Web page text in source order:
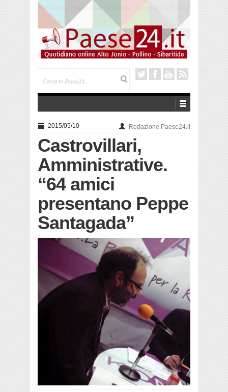
Trebisacce. Cento anni per la processione in mare
di San Rocco. Arriva la reliquia
2015/05/10 Redazione Paese24.it
Castrovillari,
Amministrative.
“64 amici
presentano Peppe
Santagada”